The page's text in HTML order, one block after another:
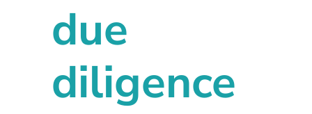
due
diligence